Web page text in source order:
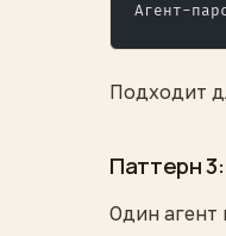
Агент-
Подходит
Паттерн
Один агент